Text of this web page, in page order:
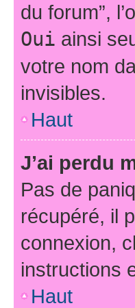
du forum”,
Oui ainsi
votre nom
invisibles.
Haut
J’ai perdu
Pas de
récupéré, il
connexion,
instructions
Haut